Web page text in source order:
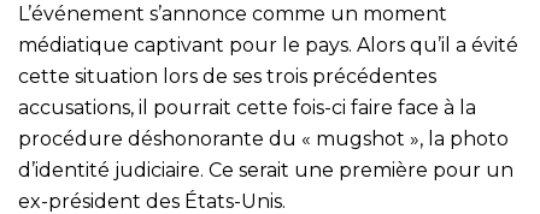
L’événement s’annonce comme un moment
médiatique captivant pour le pays. Alors qu’il a évité
cette situation lors de ses trois précédentes
accusations, il pourrait cette fois-ci faire face à la
procédure déshonorante du « mugshot », la photo
d’identité judiciaire. Ce serait une première pour un
ex-président des États-Unis.